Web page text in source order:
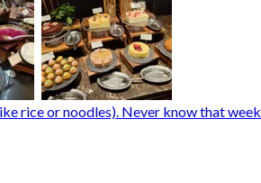
rice or noodles). Never know that